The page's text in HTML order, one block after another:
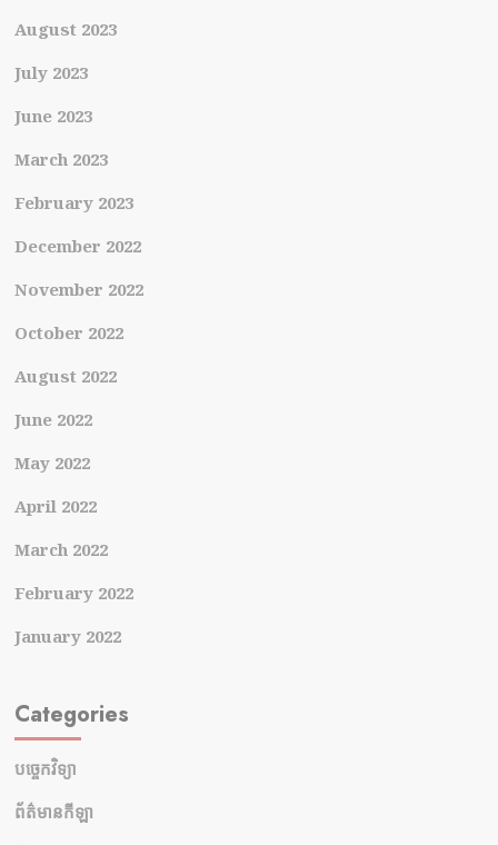
August 2023
July 2023
June 2023
March 2023
February 2023
December 2022
November 2022
October 2022
August 2022
June 2022
May 2022
April 2022
March 2022
February 2022
January 2022
Categories
បច្ចេកវិទ្យា
ព័ត៌មានកីឡា